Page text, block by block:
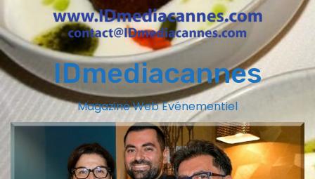
IDmediacannes
Magazine Web Evénementiel